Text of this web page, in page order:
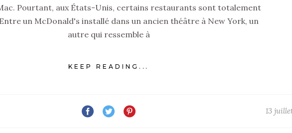
Pourtant, aux États-Unis, certains restaurants sont totalement
un McDonald's installé dans un ancien théâtre à New York, un
autre qui ressemble à
KEEP READING...
13